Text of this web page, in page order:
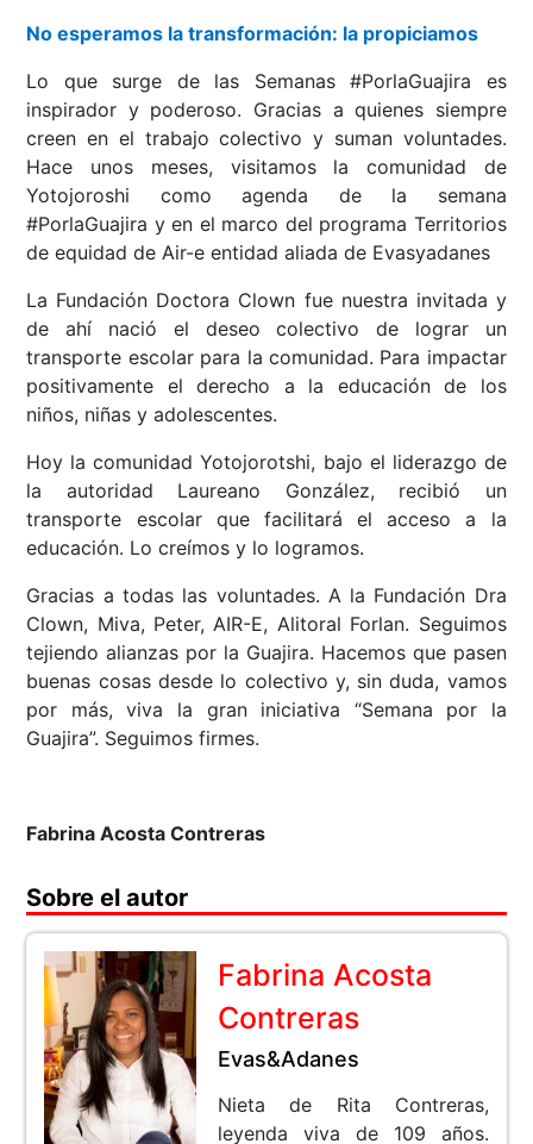
No esperamos la transformación: la propiciamos
Lo que surge de las Semanas #PorlaGuajira es
inspirador y poderoso. Gracias a quienes siempre
creen en el trabajo colectivo y suman voluntades.
Hace unos meses, visitamos la comunidad de
Yotojoroshi como agenda de la semana
#PorlaGuajira y en el marco del programa Territorios
de equidad de Air-e entidad aliada de Evasyadanes
La Fundación Doctora Clown fue nuestra invitada y
de ahí nació el deseo colectivo de lograr un
transporte escolar para la comunidad. Para impactar
positivamente el derecho a la educación de los
niños, niñas y adolescentes.
Hoy la comunidad Yotojorotshi, bajo el liderazgo de
la autoridad Laureano González, recibió un
transporte escolar que facilitará el acceso a la
educación. Lo creímos y lo logramos.
Gracias a todas las voluntades. A la Fundación Dra
Clown, Miva, Peter, AIR-E, Alitoral Forlan. Seguimos
tejiendo alianzas por la Guajira. Hacemos que pasen
buenas cosas desde lo colectivo y, sin duda, vamos
por más, viva la gran iniciativa “Semana por la
Guajira”. Seguimos firmes.
Fabrina Acosta Contreras
Sobre el autor
Fabrina Acosta
Contreras
Evas&Adanes
Nieta de Rita Contreras,
leyenda viva de 109 años.